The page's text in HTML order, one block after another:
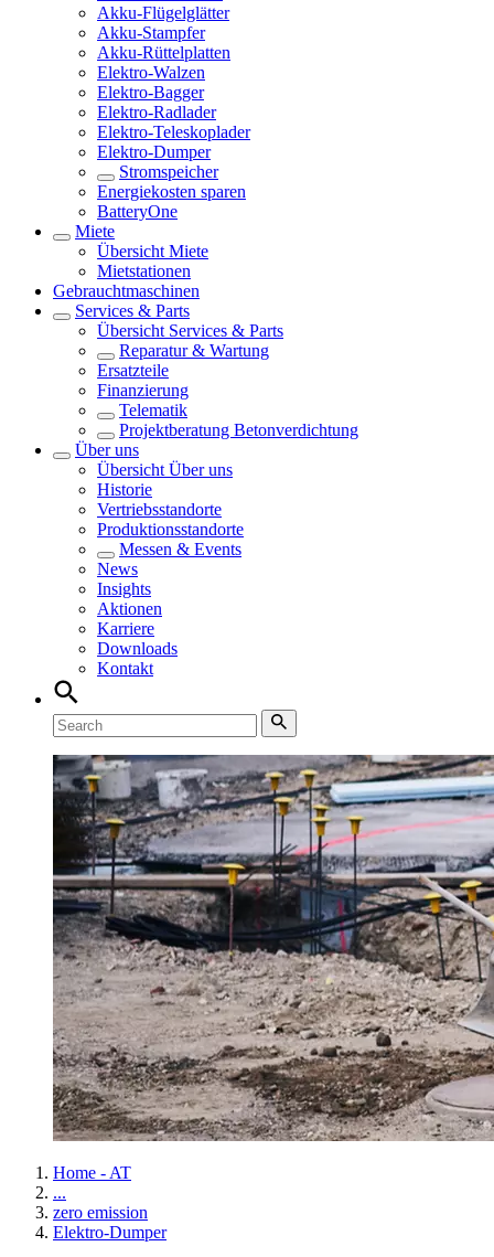
Akku-Flügelglätter
Akku-Stampfer
Akku-Rüttelplatten
Elektro-Walzen
Elektro-Bagger
Elektro-Radlader
Elektro-Teleskoplader
Elektro-Dumper
Stromspeicher
Energiekosten sparen
BatteryOne
Miete
Übersicht Miete
Mietstationen
Gebrauchtmaschinen
Services & Parts
Übersicht Services & Parts
Reparatur & Wartung
Ersatzteile
Finanzierung
Telematik
Projektberatung Betonverdichtung
Über uns
Übersicht Über uns
Historie
Vertriebsstandorte
Produktionsstandorte
Messen & Events
News
Insights
Aktionen
Karriere
Downloads
Kontakt
Home - AT
...
zero emission
Elektro-Dumper